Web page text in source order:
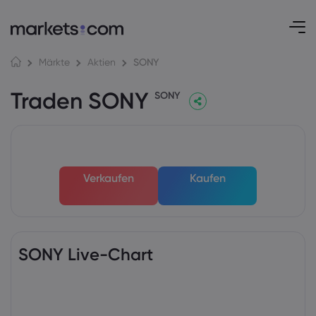
Märkte Aktien SONY
Traden SONY SONY
Verkaufen Kaufen
SONY Live-Chart